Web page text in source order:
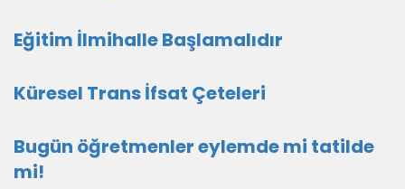
Eğitim İlmihalle Başlamalıdır
Küresel Trans İfsat Çeteleri
Bugün öğretmenler eylemde mi tatilde
mi!